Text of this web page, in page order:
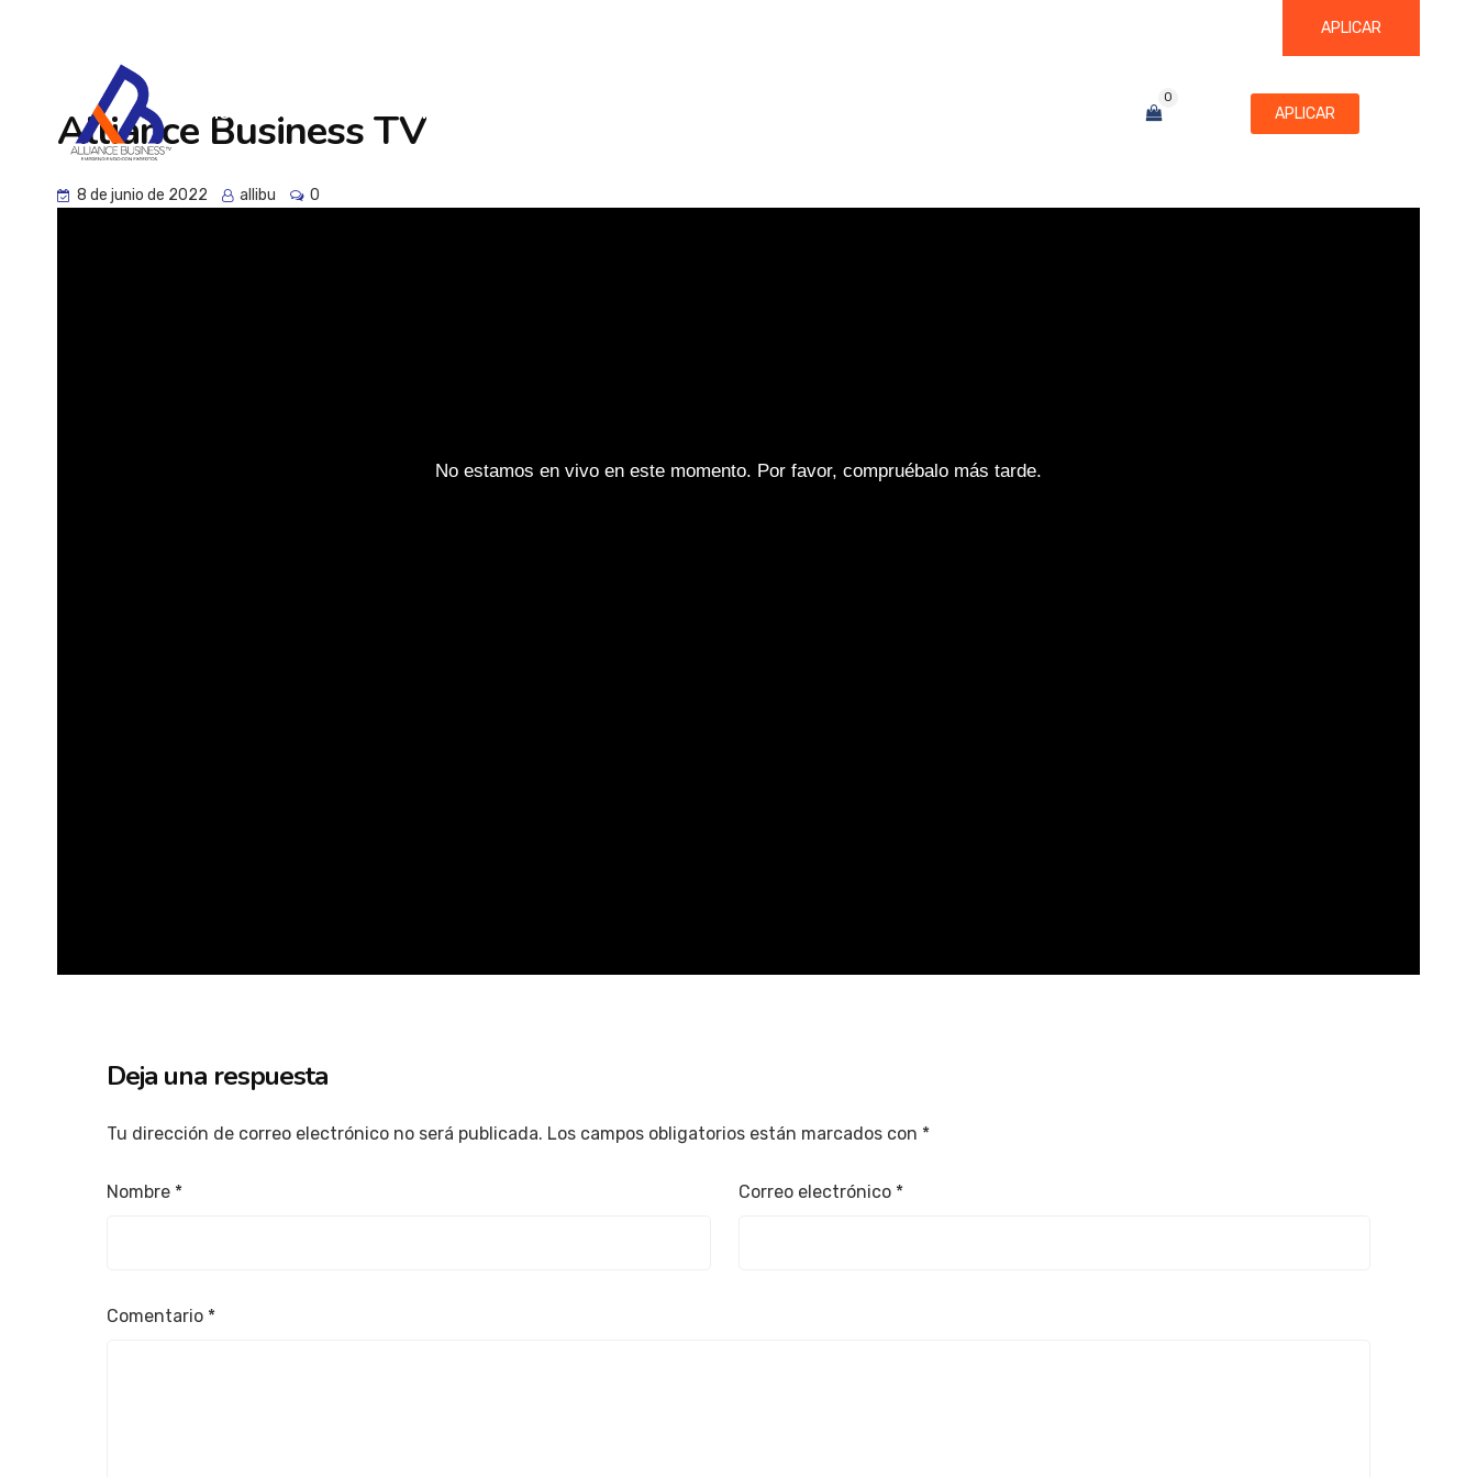
APLICAR
INICIO CONOCÉNOS PROGRAMACIÓN
0
APLICAR
Alliance Business TV
8 de junio de 2022 allibu 0
No estamos en vivo en este momento. Por favor, compruébalo más tarde.
Deja una respuesta
Tu dirección de correo electrónico no será publicada. Los campos obligatorios están marcados con *
Nombre * Correo electrónico *
Comentario *